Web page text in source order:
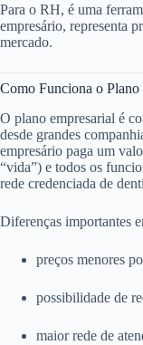
Para o RH, é uma
empresário, representa
mercado.
Como Funciona o
O plano empresarial é
desde grandes
empresário paga um
“vida”) e todos os
rede credenciada de
Diferenças importantes
preços menores
possibilidade de
maior rede de